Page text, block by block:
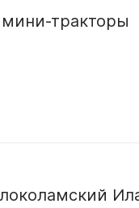
мини-тракторы